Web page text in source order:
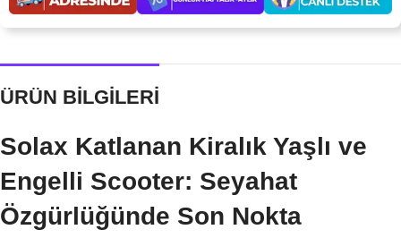
ÜRÜN BİLGİLERİ
Solax Katlanan Kiralık Yaşlı ve
Engelli Scooter: Seyahat
Özgürlüğünde Son Nokta